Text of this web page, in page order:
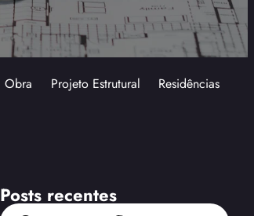
Obra Projeto Estrutural Residências
Posts recentes